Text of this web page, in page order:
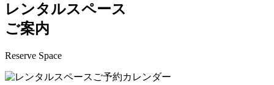
レンタルスペース
ご案内
Reserve Space